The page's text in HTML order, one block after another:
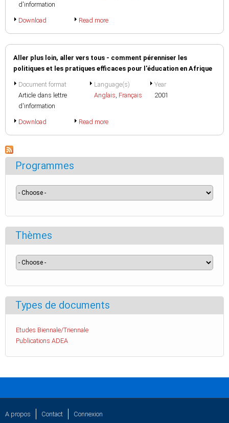
d'information
Download Read more
Aller plus loin, aller vers tous - comment pérenniser les
politiques et les pratiques efficaces pour l'éducation en Afrique
Document format
Article dans lettre
d'information
Language(s)
Anglais, Français
Year
2001
Download Read more
Programmes
Thèmes
Types de documents
Etudes Biennale/Triennale
Publications ADEA
A propos Contact Connexion